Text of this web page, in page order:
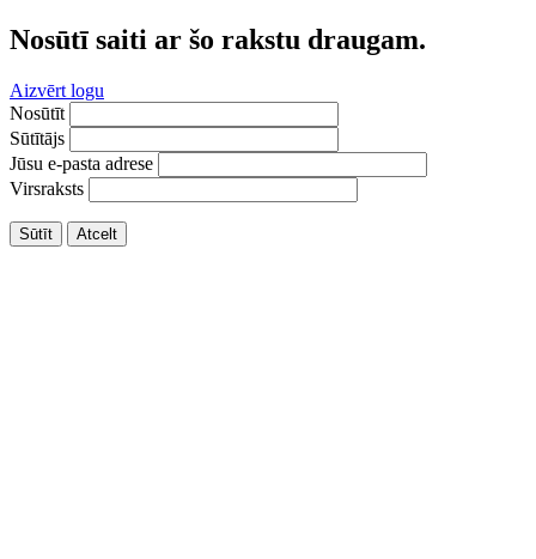
Nosūtī saiti ar šo rakstu draugam.
Aizvērt logu
Nosūtīt
Sūtītājs
Jūsu e-pasta adrese
Virsraksts
Sūtīt Atcelt